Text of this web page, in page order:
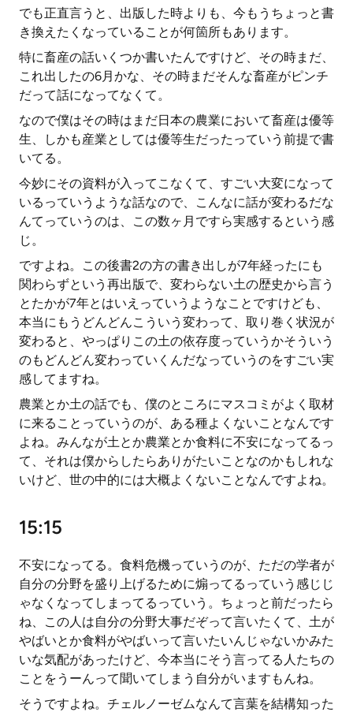
でも正直言うと、出版した時よりも、今もうちょっと書
き換えたくなっていることが何箇所もあります。
特に畜産の話いくつか書いたんですけど、その時まだ、
これ出したの6月かな、その時まだそんな畜産がピンチ
だって話になってなくて。
なので僕はその時はまだ日本の農業において畜産は優等
生、しかも産業としては優等生だったっていう前提で書
いてる。
今妙にその資料が入ってこなくて、すごい大変になって
いるっていうような話なので、こんなに話が変わるだな
んてっていうのは、この数ヶ月ですら実感するという感
じ。
ですよね。この後書2の方の書き出しが7年経ったにも
関わらずという再出版で、変わらない土の歴史から言う
とたかが7年とはいえっていうようなことですけども、
本当にもうどんどんこういう変わって、取り巻く状況が
変わると、やっぱりこの土の依存度っていうかそういう
のもどんどん変わっていくんだなっていうのをすごい実
感してますね。
農業とか土の話でも、僕のところにマスコミがよく取材
に来ることっていうのが、ある種よくないことなんです
よね。みんなが土とか農業とか食料に不安になってるっ
て、それは僕からしたらありがたいことなのかもしれな
いけど、世の中的には大概よくないことなんですよね。
15:15
不安になってる。食料危機っていうのが、ただの学者が
自分の分野を盛り上げるために煽ってるっていう感じじ
ゃなくなってしまってるっていう。ちょっと前だったら
ね、この人は自分の分野大事だぞって言いたくて、土が
やばいとか食料がやばいって言いたいんじゃないかみた
いな気配があったけど、今本当にそう言ってる人たちの
ことをうーんって聞いてしまう自分がいますもんね。
そうですよね。チェルノーゼムなんて言葉を結構知った